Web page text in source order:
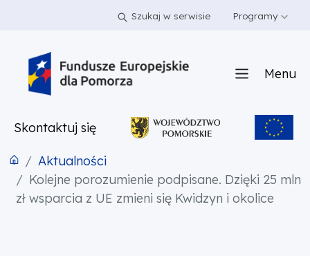
PRZEJDŹ DO TREŚCI Szukaj w serwisie Programy
Menu
Skontaktuj się
Aktualności
Kolejne porozumienie podpisane. Dzięki 25 mln
zł wsparcia z UE zmieni się Kwidzyn i okolice